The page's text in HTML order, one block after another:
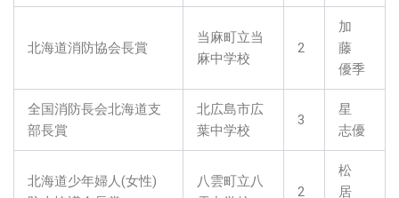
北海道消防協会長賞
当麻町立当
麻中学校
2
加
藤
優季
全国消防長会北海道支
部長賞
北広島市広
葉中学校
3
星
志優
北海道少年婦人(女性)
八雲町立八
2
松
居